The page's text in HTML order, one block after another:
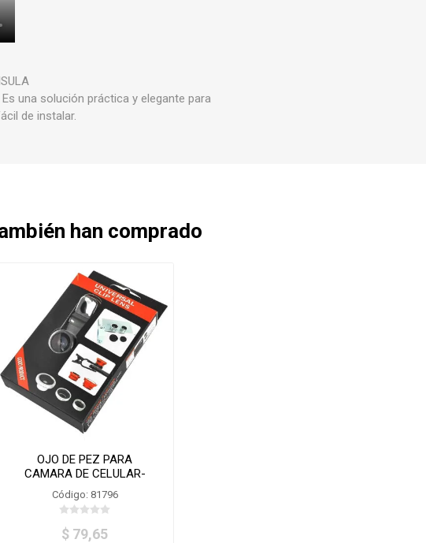
una solución práctica y elegante para
de instalar.
han comprado
OJO DE PEZ PARA
CAMARA DE CELULAR-
JT301-17511-B
Código: 81796
$ 79,65